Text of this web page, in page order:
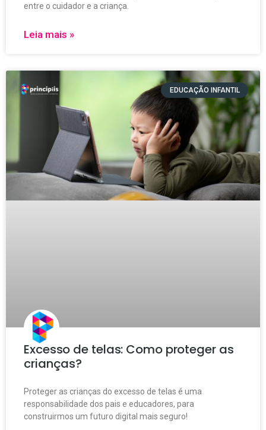
entre o cuidador e a criança.
Leia mais »
EDUCAÇÃO INFANTIL
Excesso de telas: Como proteger as
crianças?
Proteger as crianças do excesso de telas é uma
responsabilidade dos pais e educadores, para
construirmos um futuro digital mais seguro!